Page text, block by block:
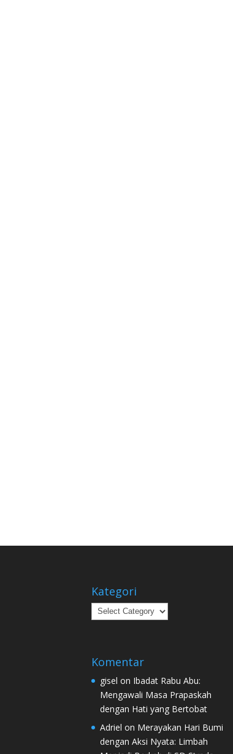
Kategori
Kategori
Komentar
gisel on Ibadat Rabu Abu:
Mengawali Masa Prapaskah
dengan Hati yang Bertobat
Adriel on Merayakan Hari Bumi
dengan Aksi Nyata: Limbah